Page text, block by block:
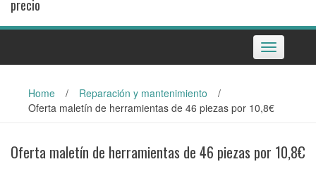
precio
Toggle
navigation
Home / Reparación y mantenimiento
/
Oferta maletín de herramientas de 46 piezas por 10,8€
Oferta maletín de herramientas de 46 piezas por 10,8€